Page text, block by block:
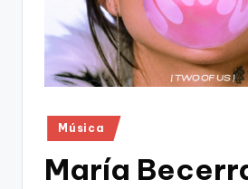
Publicado
en
Música
María